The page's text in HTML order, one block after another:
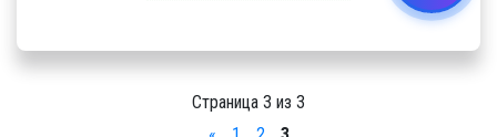
Страница 3 из 3